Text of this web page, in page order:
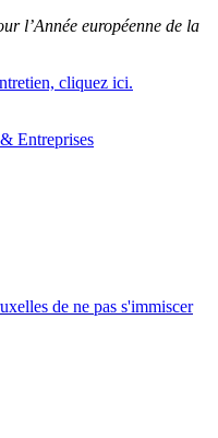
l’Année européenne de la
cliquez ici.
Entreprises
de ne pas s'immiscer